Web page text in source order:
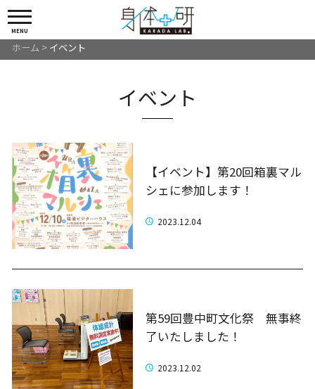
MENU
ホーム > イベント
イベント
【イベント】第20回箱裏マル
シェに参加します！
2023.12.04
第59回豊中町文化祭 無事終
了いたしました！
2023.12.02